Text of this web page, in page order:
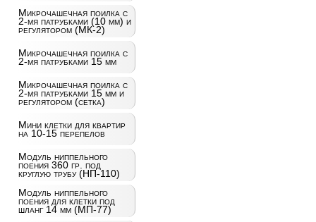
Микрочашечная поилка с
2-мя патрубками (10 мм) и
регулятором (МК-2)
Микрочашечная поилка с
2-мя патрубками 15 мм
Микрочашечная поилка с
2-мя патрубками 15 мм и
регулятором (сетка)
Мини клетки для квартир
на 10-15 перепелов
Модуль ниппельного
поения 360 гр. под
круглую трубу (НП-110)
Модуль ниппельного
поения для клетки под
шланг 14 мм (МП-77)